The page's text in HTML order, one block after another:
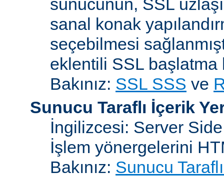
sunucunun, SSL
sanal konak
seçebilmesi
eklentili SSL
Bakınız: SSL SSS ve
Sunucu Taraflı İçerik
İngilizcesi: Server
İşlem yönergelerini
Bakınız: Sunucu